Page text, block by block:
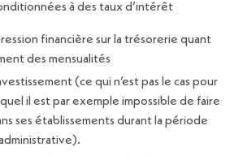
à des taux d’intérêt
financière sur la trésorerie quant
des mensualités
(ce qui n’est pas le cas pour
il est par exemple impossible de faire
ses établissements durant la période